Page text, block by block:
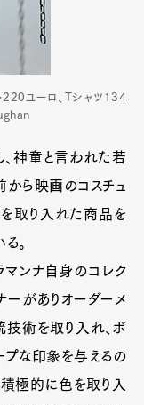
220ユーロ、Tシャツ134
、神童と言われた若
から映画のコスチュ
を取り入れた商品を
。
マンナ自身のコレク
ーがありオーダーメ
技術を取り入れ、ボ
プな印象を与えるの
極的に色を取り入